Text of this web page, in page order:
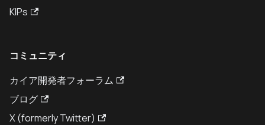
KIPs
コミュニティ
カイア開発者フォーラム
ブログ
X (formerly Twitter)